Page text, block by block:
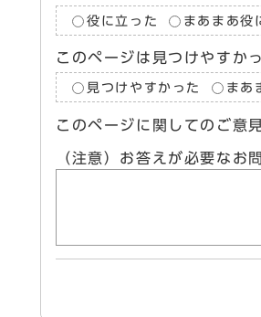
役に立った まあまあ役
このページは見つけやすか
見つけやすかった まあ
このページに関してのご意
（注意）お答えが必要なお